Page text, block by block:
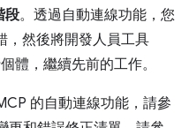
段。透過自動連線功能，您
，然後將開發人員工具
體，繼續先前的工作。
的自動連線功能，請參